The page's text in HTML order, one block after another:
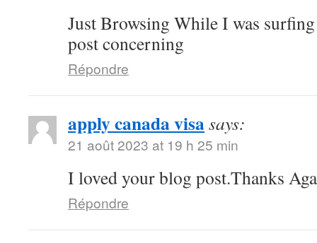
Just Browsing While I was
post concerning
Répondre
apply canada visasays:
21 août 2023 at 19 h 25 min
I loved your blog post.Thanks
Répondre